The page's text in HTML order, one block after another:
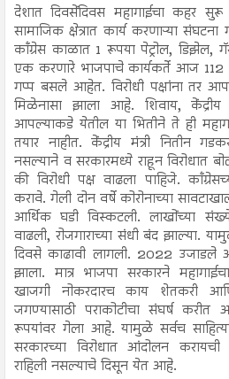
देशात दिवसेंदिवस महागाईचा कहर
सामाजिक क्षेत्रात कार्य करणाऱ्या
काँग्रेस काळात 1 रूपया पेट्रोल,
एक करणारे भाजपाचे कार्यकर्ते आज 112
गप्प बसले आहेत. विरोधी पक्षांना तर
मिळेनासा झाला आहे. शिवाय, केंद्रीय
आपल्याकडे येतील या भितीने ते ही
तयार नाहीत. केंद्रीय मंत्री नितीन
नसल्याने व सरकारमध्ये राहून विरोधात
की विरोधी पक्ष वाढला पाहिजे.
करावे. गेली दोन वर्षे कोरोनाच्या
आर्थिक घडी विस्कटली. लाखोंच्या
वाढली, रोजगाराच्या संधी बंद झाल्या.
दिवसे काढावी लागली. 2022 उजाडले
झाला. मात्र भाजपा सरकारने
खाजगी नोकरदारच काय शेतकरी
जगण्यासाठी पराकोटीचा संघर्ष
रूपयांवर गेला आहे. यामुळे सर्वच
सरकारच्या विरोधात आंदोलन करायची
राहिली नसल्याचे दिसून येत आहे.